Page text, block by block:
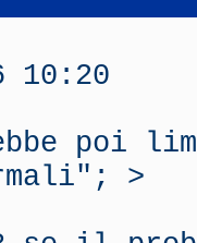
10:20
>